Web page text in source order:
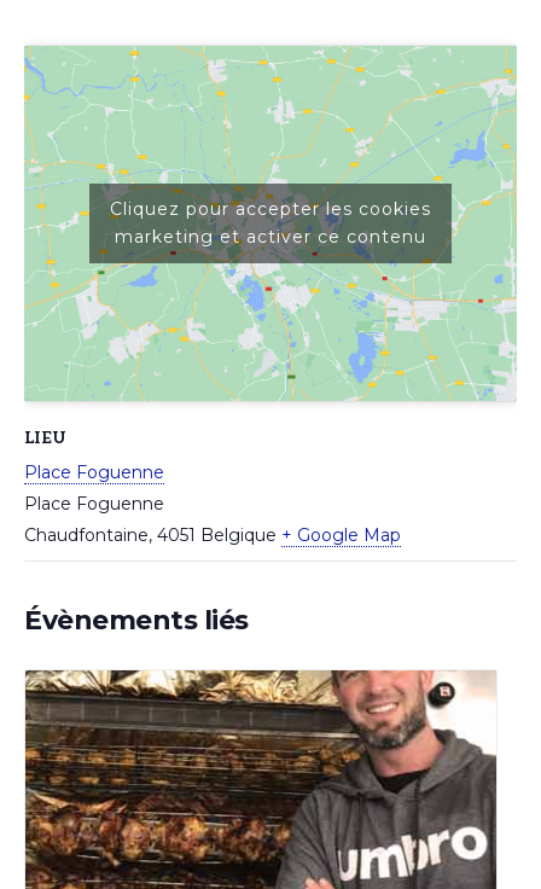
LIEU
Place Foguenne
Place Foguenne
Chaudfontaine, 4051 Belgique + Google Map
Cliquez pour accepter les cookies
marketing et activer ce contenu
Évènements liés